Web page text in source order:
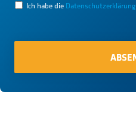
Ich habe die Datenschutzerklärung